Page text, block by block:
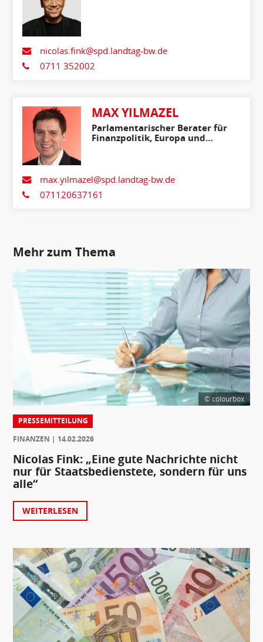
nicolas.fink@spd.landtag-bw.de
0711 352002
MAX YILMAZEL
Parlamentarischer Berater für
Finanzpolitik, Europa und
max.yilmazel@spd.landtag-bw.de
071120637161
Mehr zum Thema
© colourbox
PRESSEMITTEILUNG
FINANZEN
14.02.2026
Nicolas Fink: „Eine gute Nachrichte nicht
nur für Staatsbedienstete, sondern für uns
alle“
WEITERLESEN